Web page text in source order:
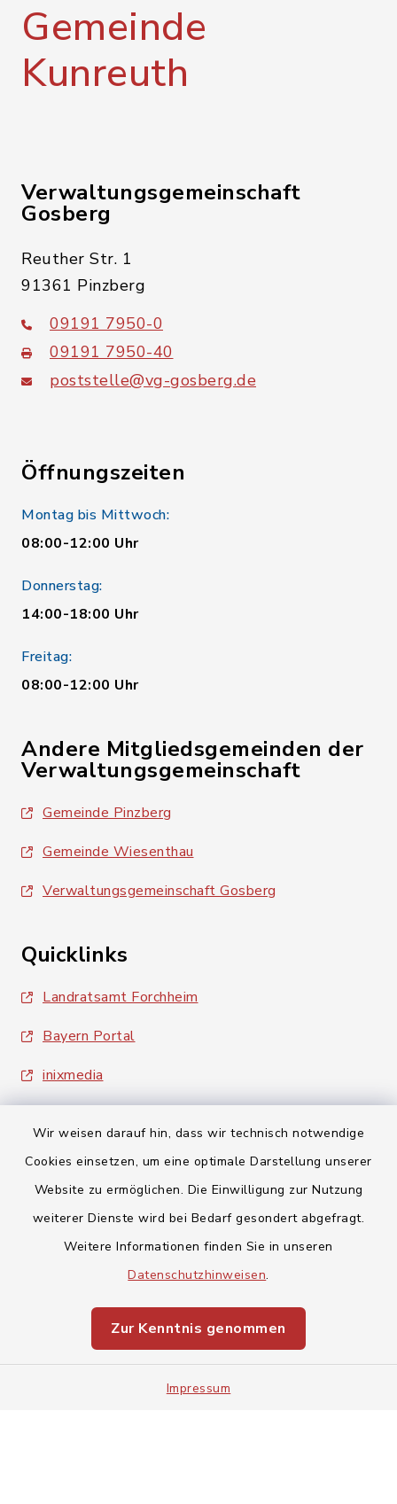
Wir weisen darauf hin, dass wir technisch notwendige
Cookies einsetzen, um eine optimale Darstellung unserer
Website zu ermöglichen. Die Einwilligung zur Nutzung
weiterer Dienste wird bei Bedarf gesondert abgefragt.
Weitere Informationen finden Sie in unseren
Datenschutzhinweisen.
Zur Kenntnis genommen
Impressum
Gemeinde
Kunreuth
Verwaltungsgemeinschaft
Gosberg
Reuther Str. 1
91361 Pinzberg
09191 7950-0
09191 7950-40
poststelle@vg-gosberg.de
Öffnungszeiten
Montag bis Mittwoch:
08:00-12:00 Uhr
Donnerstag:
14:00-18:00 Uhr
Freitag:
08:00-12:00 Uhr
Andere Mitgliedsgemeinden der
Verwaltungsgemeinschaft
Gemeinde Pinzberg
Gemeinde Wiesenthau
Verwaltungsgemeinschaft Gosberg
Quicklinks
Landratsamt Forchheim
Bayern Portal
inixmedia
Barrierefreiheit
Impressum
Sitemap